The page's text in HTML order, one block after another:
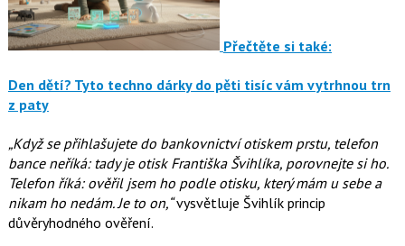
Přečtěte si také:
Den dětí? Tyto techno dárky do pěti tisíc vám vytrhnou trn
z paty
„Když se přihlašujete do bankovnictví otiskem prstu, telefon
bance neříká: tady je otisk Františka Švihlíka, porovnejte si ho.
Telefon říká: ověřil jsem ho podle otisku, který mám u sebe a
nikam ho nedám. Je to on,“vysvětluje Švihlík princip
důvěryhodného ověření.